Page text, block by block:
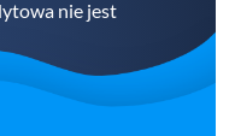
nie jest